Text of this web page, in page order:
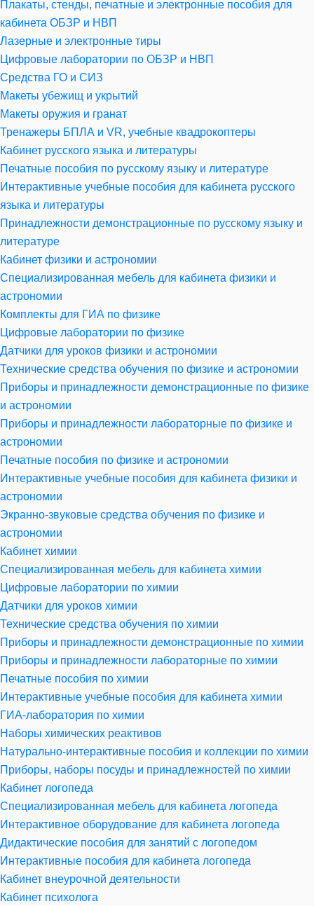
Плакаты, стенды, печатные и электронные пособия для
кабинета ОБЗР и НВП
Лазерные и электронные тиры
Цифровые лаборатории по ОБЗР и НВП
Средства ГО и СИЗ
Макеты убежищ и укрытий
Макеты оружия и гранат
Тренажеры БПЛА и VR, учебные квадрокоптеры
Кабинет русского языка и литературы
Печатные пособия по русскому языку и литературе
Интерактивные учебные пособия для кабинета русского
языка и литературы
Принадлежности демонстрационные по русскому языку и
литературе
Кабинет физики и астрономии
Специализированная мебель для кабинета физики и
астрономии
Комплекты для ГИА по физике
Цифровые лаборатории по физике
Датчики для уроков физики и астрономии
Технические средства обучения по физике и астрономии
Приборы и принадлежности демонстрационные по физике
и астрономии
Приборы и принадлежности лабораторные по физике и
астрономии
Печатные пособия по физике и астрономии
Интерактивные учебные пособия для кабинета физики и
астрономии
Экранно-звуковые средства обучения по физике и
астрономии
Кабинет химии
Специализированная мебель для кабинета химии
Цифровые лаборатории по химии
Датчики для уроков химии
Технические средства обучения по химии
Приборы и принадлежности демонстрационные по химии
Приборы и принадлежности лабораторные по химии
Печатные пособия по химии
Интерактивные учебные пособия для кабинета химии
ГИА-лаборатория по химии
Наборы химических реактивов
Натурально-интерактивные пособия и коллекции по химии
Приборы, наборы посуды и принадлежностей по химии
Кабинет логопеда
Специализированная мебель для кабинета логопеда
Интерактивное оборудование для кабинета логопеда
Дидактические пособия для занятий с логопедом
Интерактивные пособия для кабинета логопеда
Кабинет внеурочной деятельности
Кабинет психолога